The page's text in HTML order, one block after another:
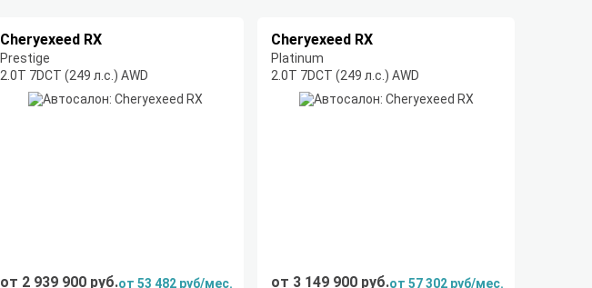
Cheryexeed RX
Prestige
2.0T 7DCT (249 л.с.) AWD
от 2 939 900 руб.от 53 482 руб/мес.
Cheryexeed RX
Platinum
2.0T 7DCT (249 л.с.) AWD
от 3 149 900 руб.от 57 302 руб/мес.